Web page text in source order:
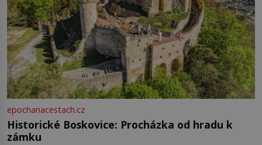
epochanacestach.cz
Historické Boskovice: Procházka od hradu k
zámku